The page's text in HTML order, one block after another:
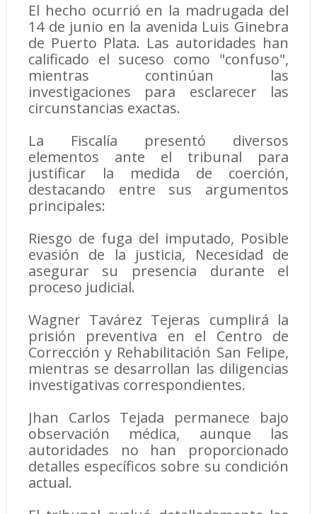
El hecho ocurrió en la madrugada del
14 de junio en la avenida Luis Ginebra
de Puerto Plata. Las autoridades han
calificado el suceso como "confuso",
mientras continúan las
investigaciones para esclarecer las
circunstancias exactas.
La Fiscalía presentó diversos
elementos ante el tribunal para
justificar la medida de coerción,
destacando entre sus argumentos
principales:
Riesgo de fuga del imputado, Posible
evasión de la justicia, Necesidad de
asegurar su presencia durante el
proceso judicial.
Wagner Tavárez Tejeras cumplirá la
prisión preventiva en el Centro de
Corrección y Rehabilitación San Felipe,
mientras se desarrollan las diligencias
investigativas correspondientes.
Jhan Carlos Tejada permanece bajo
observación médica, aunque las
autoridades no han proporcionado
detalles específicos sobre su condición
actual.